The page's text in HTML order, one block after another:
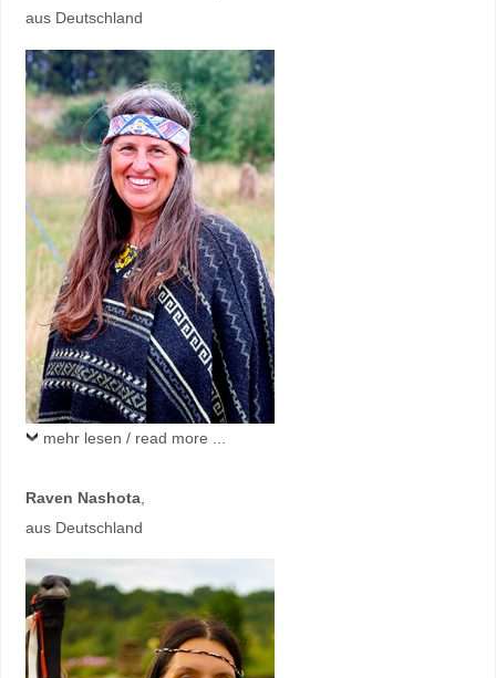
aus Deutschland
mehr lesen / read more ...
Raven Nashota,
aus Deutschland